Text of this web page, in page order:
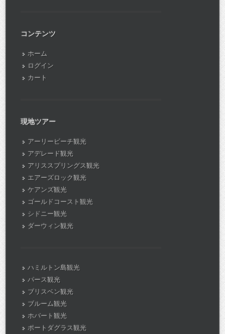
コンテンツ
ホーム
ログイン
カート
現地ツアー
アーリービーチ観光
アデレード観光
アリススプリングス観光
エアーズロック観光
ケアンズ観光
ゴールドコースト観光
シドニー観光
ダーウィン観光
ハミルトン島観光
パース観光
ブリスベン観光
ブルーム観光
ホバート観光
ポートダグラス観光